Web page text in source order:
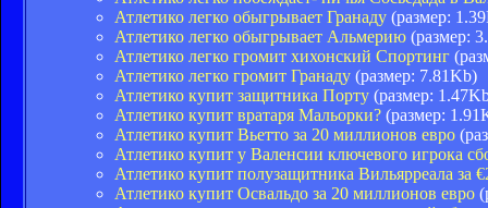
Атлетико легко обыгрывает Гранаду (размер:
Атлетико легко обыгрывает Альмерию (размер:
Атлетико легко громит хихонский Спортинг
Атлетико легко громит Гранаду (размер: 7.81Kb)
Атлетико купит защитника Порту (размер:
Атлетико купит вратаря Мальорки? (размер:
Атлетико купит Вьетто за 20 миллионов евро
Атлетико купит у Валенсии ключевого игрока
Атлетико купит полузащитника Вильярреала за
Атлетико купит Освальдо за 20 миллионов евро